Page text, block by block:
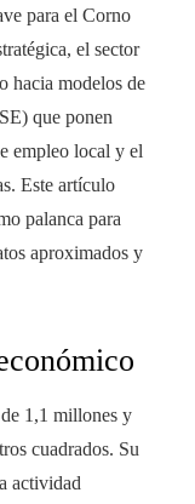
para el Corno
el sector
hacia modelos de
que ponen
empleo local y el
Este artículo
palanca para
aproximados y
1,1 millones y
cuadrados. Su
actividad